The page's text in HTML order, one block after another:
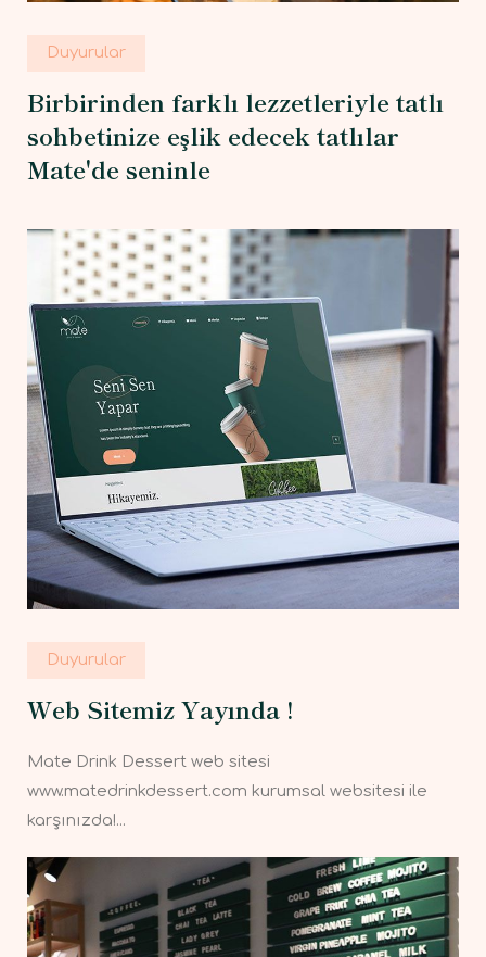
Duyurular
Birbirinden farklı lezzetleriyle tatlı
sohbetinize eşlik edecek tatlılar
Mate'de seninle
Duyurular
Web Sitemiz Yayında !
Mate Drink Dessert web sitesi
www.matedrinkdessert.com kurumsal websitesi ile
karşınızda!...